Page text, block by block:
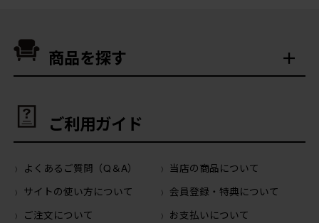
商品を探す
ご利用ガイド
よくあるご質問（Q＆A）
当店の商品について
サイトの使い方について
会員登録・特典について
ご注文について
お支払いについて